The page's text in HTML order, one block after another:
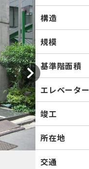
構造
規模
基準階面積
エレベーター
竣工
所在地
交通